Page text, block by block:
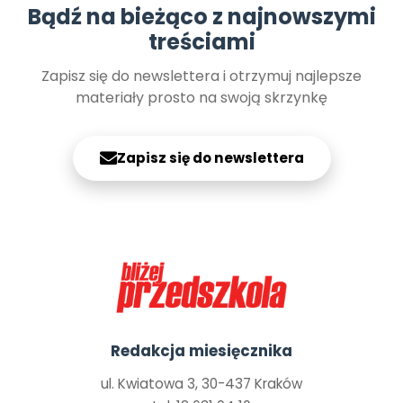
Bądź na bieżąco z najnowszymi
treściami
Zapisz się do newslettera i otrzymuj najlepsze
materiały prosto na swoją skrzynkę
Zapisz się do newslettera
Redakcja miesięcznika
ul. Kwiatowa 3, 30-437 Kraków